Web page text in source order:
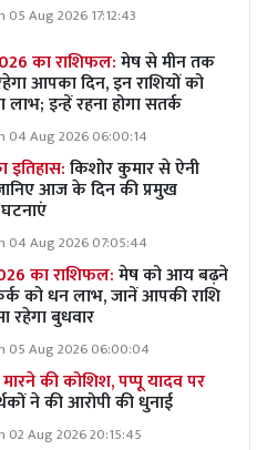
05 Aug 2026 17:12:43
का राशिफल:मेष से मीन तक
आपका दिन, इन राशियों को
लाभ; इन्हें रहना होगा सतर्क
04 Aug 2026 06:00:14
किशोर कुमार से ऐनी
आज के दिन की प्रमुख
04 Aug 2026 07:05:44
का राशिफल:मेष को आय बढ़ने
को धन लाभ, जानें आपकी राशि
बुधवार
05 Aug 2026 06:00:04
की कोशिश, पप्पू यादव पर
ने की आरोपी की धुनाई
02 Aug 2026 20:15:45